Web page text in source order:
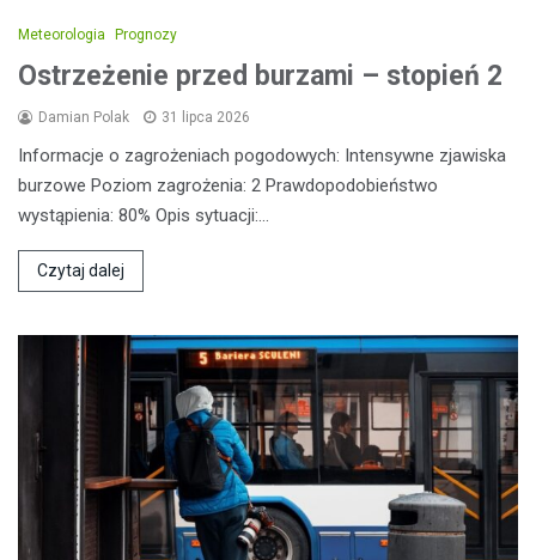
Meteorologia Prognozy
Ostrzeżenie przed burzami – stopień 2
Damian Polak 31 lipca 2026
Informacje o zagrożeniach pogodowych: Intensywne zjawiska
burzowe Poziom zagrożenia: 2 Prawdopodobieństwo
wystąpienia: 80% Opis sytuacji:…
Czytaj dalej